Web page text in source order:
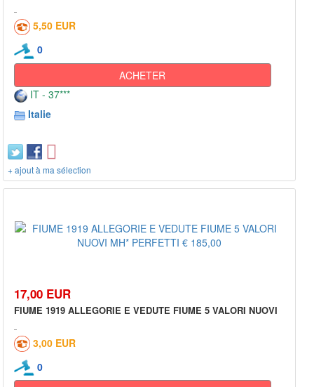
5,50 EUR
0
ACHETER
IT - 37***
Italie
+ ajout à ma sélection
17,00 EUR
FIUME 1919 ALLEGORIE E VEDUTE FIUME 5 VALORI NUOVI
3,00 EUR
0